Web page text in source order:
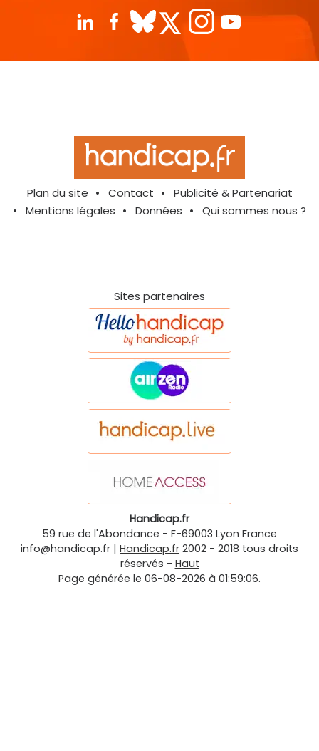
Plan du site Contact
Publicité & Partenariat
Mentions légales
Données Qui sommes nous ?
Sites partenaires
Handicap.fr
59 rue de l'Abondance - F-69003 Lyon France
info@handicap.fr | Handicap.fr 2002 - 2018 tous droits
réservés - Haut
Page générée le 06-08-2026 à 01:59:06.